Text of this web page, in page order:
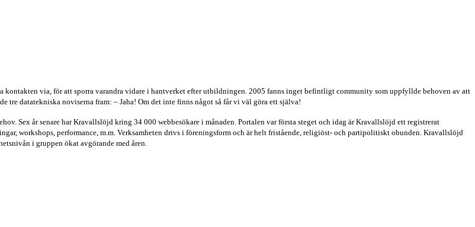
via, för att sporra varandra vidare i hantverket efter utbildningen. 2005 fanns inget befintligt community som uppfyllde behoven av att
tre datatekniska noviserna fram: – Jaha! Om det inte finns något så får vi väl göra ett själva!
Sex år senare har Kravallslöjd kring 34 000 webbesökare i månaden. Portalen var första steget och idag är Kravallslöjd ett registrerat
workshops, performance, m.m. Verksamheten drivs i föreningsform och är helt fristående, religiöst- och partipolitiskt obunden. Kravallslöjd
i gruppen ökat avgörande med åren.